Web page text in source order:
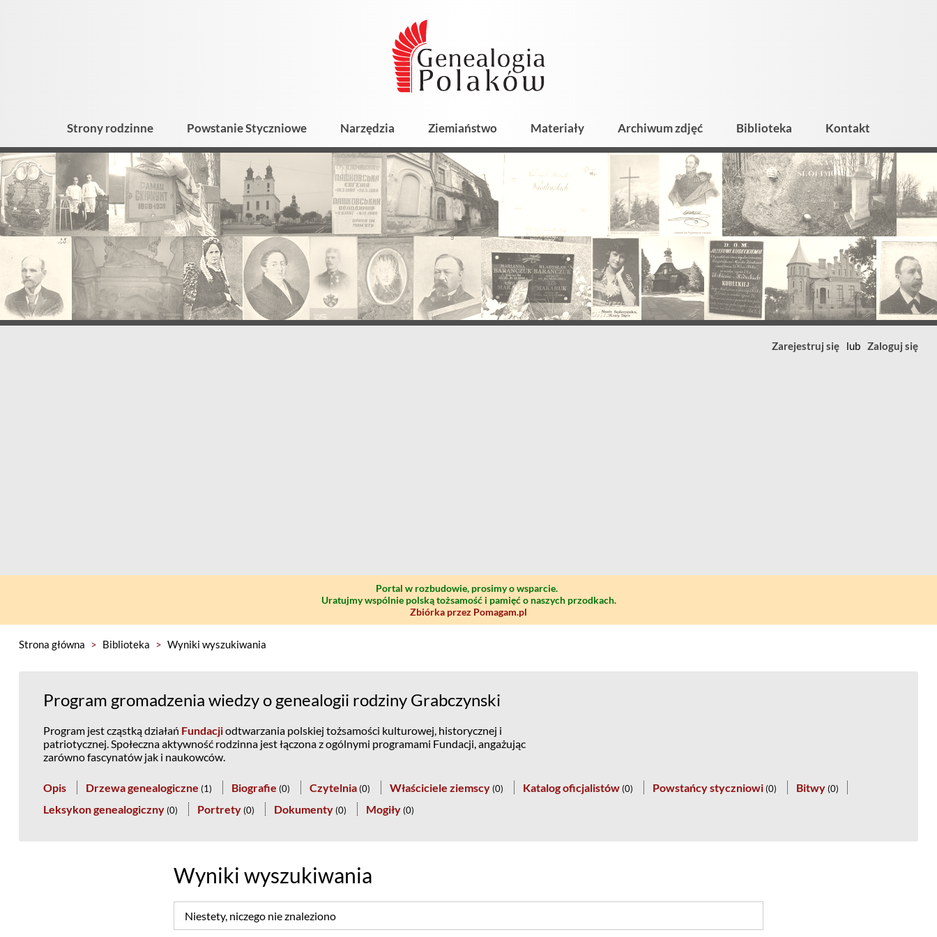
Strony rodzinne Powstanie Styczniowe Narzędzia Ziemiaństwo Materiały Archiwum zdjęć Biblioteka Kontakt
Zarejestruj się lub Zaloguj się
Portal w rozbudowie, prosimy o wsparcie.
Uratujmy wspólnie polską tożsamość i pamięć o naszych przodkach.
Zbiórka przez Pomagam.pl
Strona główna > Biblioteka > Wyniki wyszukiwania
Program gromadzenia wiedzy o genealogii rodziny Grabczynski
Program jest cząstką działań Fundacjiodtwarzania polskiej tożsamości kulturowej, historycznej i
patriotycznej. Społeczna aktywność rodzinna jest łączona z ogólnymi programami Fundacji, angażując
zarówno fascynatów jak i naukowców.
Opis Drzewa genealogiczne (1) Biografie (0) Czytelnia (0) Właściciele ziemscy (0) Katalog oficjalistów (0) Powstańcy styczniowi (0) Bitwy (0)
Leksykon genealogiczny (0) Portrety (0) Dokumenty (0) Mogiły (0)
Wyniki wyszukiwania
Niestety, niczego nie znaleziono